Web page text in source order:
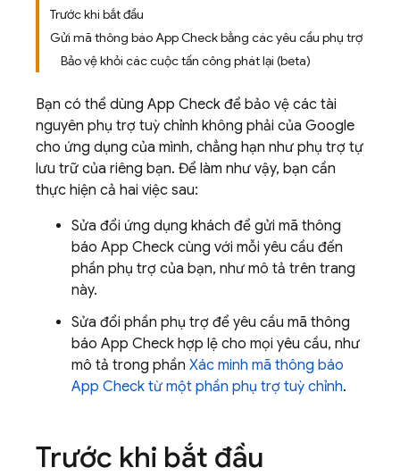
Trước khi bắt đầu
Gửi mã thông báo App Check bằng các yêu cầu phụ trợ
Bảo vệ khỏi các cuộc tấn công phát lại (beta)
Bạn có thể dùng App Check để bảo vệ các tài
nguyên phụ trợ tuỳ chỉnh không phải của Google
cho ứng dụng của mình, chẳng hạn như phụ trợ tự
lưu trữ của riêng bạn. Để làm như vậy, bạn cần
thực hiện cả hai việc sau:
Sửa đổi ứng dụng khách để gửi mã thông
báo App Check cùng với mỗi yêu cầu đến
phần phụ trợ của bạn, như mô tả trên trang
này.
Sửa đổi phần phụ trợ để yêu cầu mã thông
báo App Check hợp lệ cho mọi yêu cầu, như
mô tả trong phần Xác minh mã thông báo
App Check từ một phần phụ trợ tuỳ chỉnh.
Trước khi bắt đầu